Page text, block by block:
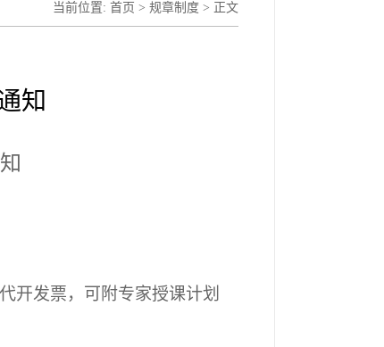
当前位置: 首页 > 规章制度 > 正文
知
开发票，可附专家授课计划